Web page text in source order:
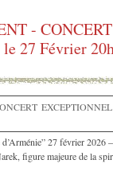
-
27 Février
27 février
figure majeure de la